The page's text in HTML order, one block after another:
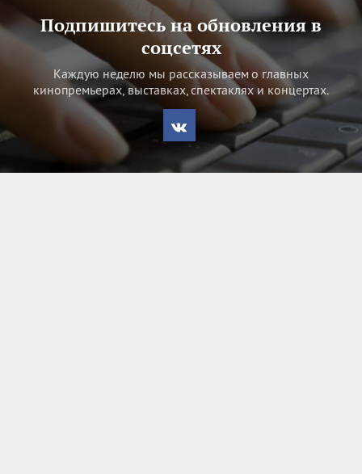
Подпишитесь на обновления в
соцсетях
Каждую неделю мы рассказываем о главных
кинопремьерах, выставках, спектаклях и концертах.